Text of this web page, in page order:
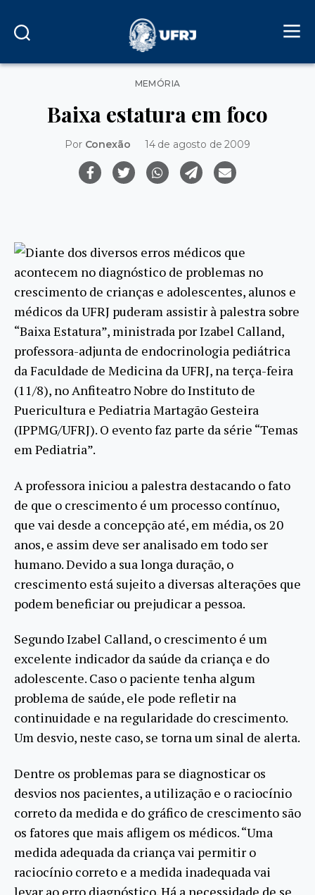
Categorias
MEMÓRIA
Baixa estatura em foco
Por Conexão 14 de agosto de 2009
Diante dos diversos erros médicos que
acontecem no diagnóstico de problemas no
crescimento de crianças e adolescentes, alunos e
médicos da UFRJ puderam assistir à palestra sobre
“Baixa Estatura”, ministrada por Izabel Calland,
professora-adjunta de endocrinologia pediátrica
da Faculdade de Medicina da UFRJ, na terça-feira
(11/8), no Anfiteatro Nobre do Instituto de
Puericultura e Pediatria Martagão Gesteira
(IPPMG/UFRJ). O evento faz parte da série “Temas
em Pediatria”.
A professora iniciou a palestra destacando o fato
de que o crescimento é um processo contínuo,
que vai desde a concepção até, em média, os 20
anos, e assim deve ser analisado em todo ser
humano. Devido a sua longa duração, o
crescimento está sujeito a diversas alterações que
podem beneficiar ou prejudicar a pessoa.
Segundo Izabel Calland, o crescimento é um
excelente indicador da saúde da criança e do
adolescente. Caso o paciente tenha algum
problema de saúde, ele pode refletir na
continuidade e na regularidade do crescimento.
Um desvio, neste caso, se torna um sinal de alerta.
Dentre os problemas para se diagnosticar os
desvios nos pacientes, a utilização e o raciocínio
correto da medida e do gráfico de crescimento são
os fatores que mais afligem os médicos. “Uma
medida adequada da criança vai permitir o
raciocínio correto e a medida inadequada vai
levar ao erro diagnóstico. Há a necessidade de se